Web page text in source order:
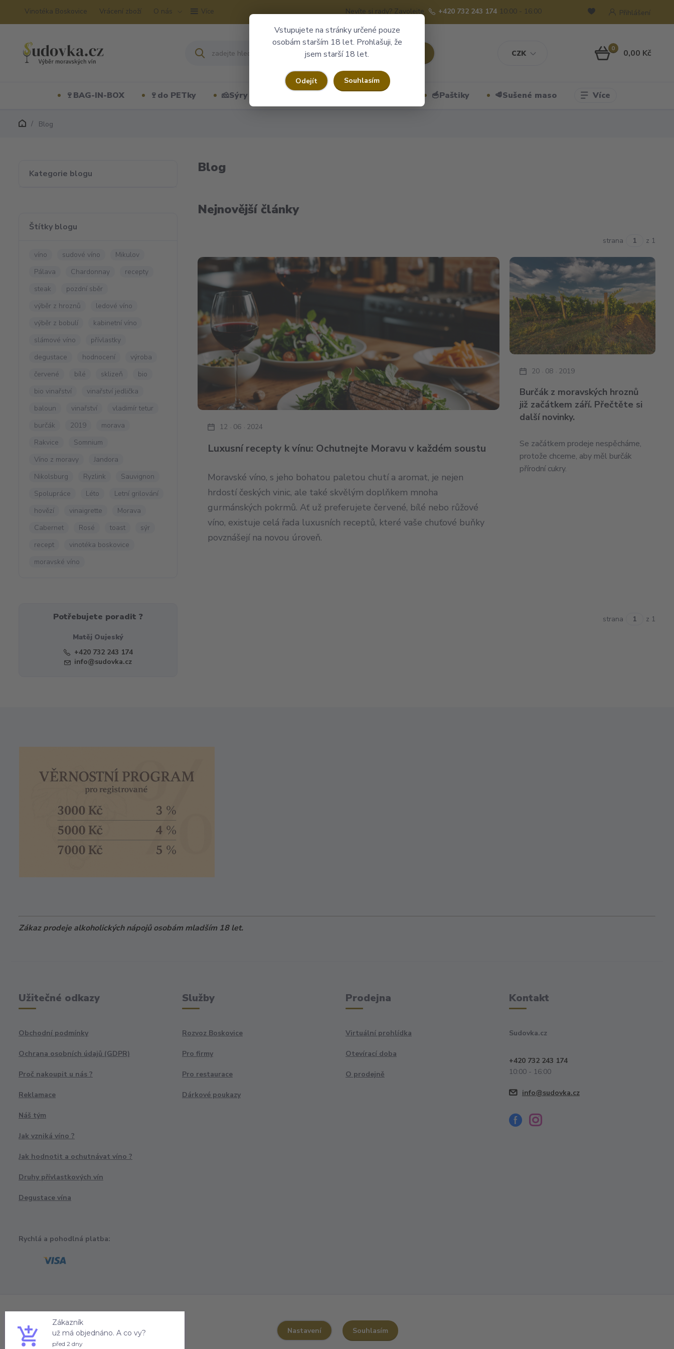
Vstupujete na stránky určené pouze
osobám starším 18 let. Prohlašuji, že
jsem starší 18 let.
Odejít Souhlasím
Vinotéka Boskovice Vrácení zboží O nás Více
CZK
Přihlášení
Nevíte si rady? Zavolejte. +420 732 243 174 10:00 - 16:00
0 0,00 Kč
🍷BAG-IN-BOX 🍷do PETky 🧀Sýry 🥣Paštiky 🥩Sušené maso Více
Blog
Kategorie blogu
Štítky blogu
víno sudové víno
Mikulov
Pálava
Chardonnay
recepty
steak
pozdní sběr
výběr z hroznů
ledové víno
výběr z bobulí
kabinetní víno
slámové víno
přívlastky
degustace
hodnocení
výroba
červené
bílé sklizeň
bio
bio vinařství
vinařství jedlička
baloun
vinařství
vladimír tetur
burčák
2019
morava
Rakvice
Somnium
Víno z moravy
Jandora
Nikolsburg
Ryzlink
Sauvignon
Spolupráce
Léto
Letní grilování
hovězí
vinaigrette
Morava
Cabernet
Rosé toast
sýr
recept
vinotéka boskovice
moravské víno
Potřebujete poradit ?
Matěj Oujeský
+420 732 243 174
info@sudovka.cz
Blog
Nejnovější články
strana z 1
Luxusní recepty k vínu: Ochutnejte Moravu v každém soustu
12 06 2024
Moravské víno, s jeho bohatou paletou chutí a aromat, je nejen
hrdostí českých vinic, ale také skvělým doplňkem mnoha
gurmánských pokrmů. Ať už preferujete červené, bílé nebo růžové
víno, existuje celá řada luxusních receptů, které vaše chuťové buňky
povznášejí na novou úroveň.
Burčák z moravských hroznů
již začátkem září. Přečtěte si
další novinky.
20 08 2019
Se začátkem prodeje nespěcháme,
protože chceme, aby měl burčák
přírodní cukry.
strana z 1
Zákaz prodeje alkoholických nápojů osobám mladším 18 let.
Užitečné odkazy
Obchodní podmínky
Ochrana osobních údajů (GDPR)
Proč nakoupit u nás ?
Reklamace
Náš tým
Jak vzniká víno ?
Jak hodnotit a ochutnávat víno ?
Druhy přívlastkových vín
Degustace vína
Rychlá a pohodlná platba:
Služby
Rozvoz Boskovice
Pro firmy
Pro restaurace
Dárkové poukazy
Prodejna
Virtuální prohlídka
Otevírací doba
O prodejně
Kontakt
Sudovka.cz
+420 732 243 174
10:00 - 16:00
info@sudovka.cz
Nastavení Souhlasím
Zákazník
už má objednáno. A co vy?
před 2 dny